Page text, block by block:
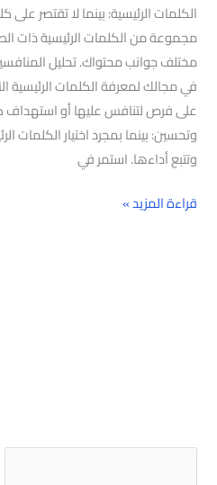
الكلمات الرئيسية: بينما لا تقتصر على
مجموعة من الكلمات الرئيسية ذات
مختلف جوانب محتواك. تحليل
في مجالك لمعرفة الكلمات الرئيسية
على فرص لتنافس عليها أو استهداف
وتحسين: بينما بمجرد اختيار الكلمات
وتتبع أداءها. استمر في
قراءة المزيد »